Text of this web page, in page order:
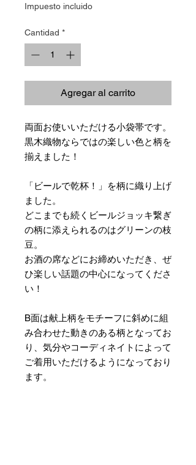
Impuesto incluido
Cantidad *
Agregar al carrito
両面お使いいただける小袋帯です。
黒木織物ならではの楽しい色と柄を
揃えました！
「ビールで乾杯！」を柄に織り上げ
ました。
どこまでも続くビールジョッキ繋ぎ
の柄に添えられるのはグリーンの枝
豆。
お酒の席などにお締めいただき、ぜ
ひ楽しい話題の中心になってくださ
い！
B面は献上柄をモチーフに斜めに組
み合わせた動きのある柄となってお
り、気分やコーディネイトによって
ご着用いただけるようになっており
ます。